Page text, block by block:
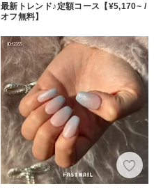
最新トレンド♪定額コース【¥5,170~ /
オフ無料】